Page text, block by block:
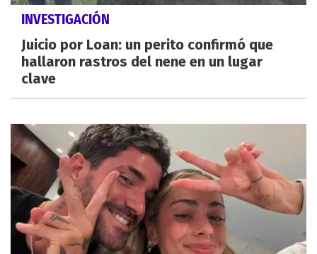
INVESTIGACIÓN
Juicio por Loan: un perito confirmó que
hallaron rastros del nene en un lugar
clave